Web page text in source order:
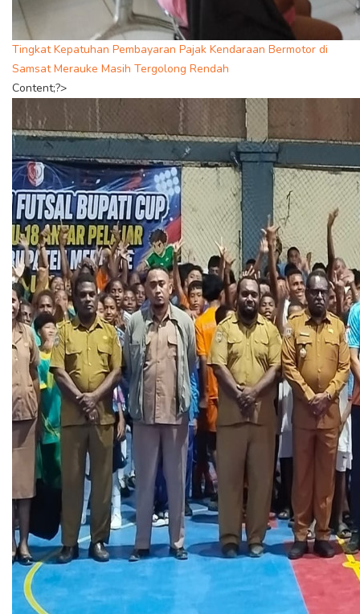
Tingkat Kepatuhan Pembayaran Pajak Kendaraan Bermotor di
Samsat Merauke Masih Tergolong Rendah
Content;?>